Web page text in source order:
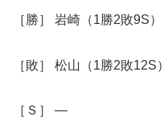
​［勝］ 岩崎（1勝2敗9S）
［敗］ 松山（1勝2敗12S）
［Ｓ］ ―